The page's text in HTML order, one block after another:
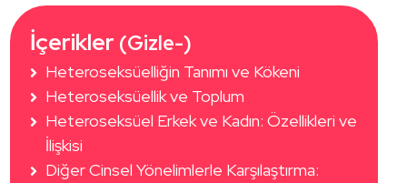
İçerikler (Gizle-)
Heteroseksüelliğin Tanımı ve Kökeni
Heteroseksüellik ve Toplum
Heteroseksüel Erkek ve Kadın: Özellikleri ve
İlişkisi
Diğer Cinsel Yönelimlerle Karşılaştırma: